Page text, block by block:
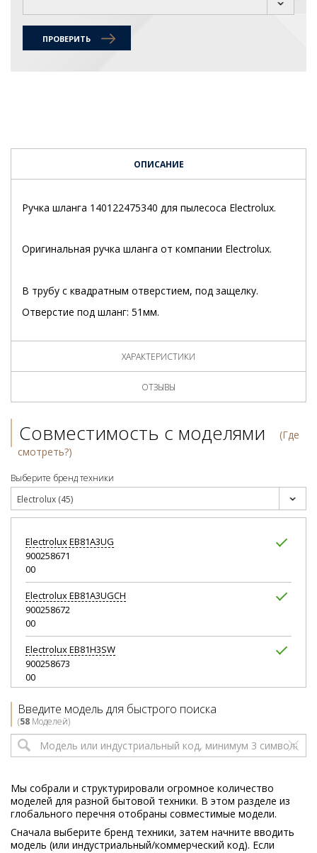
ПРОВЕРИТЬ
ОПИСАНИЕ
Ручка шланга 140122475340 для пылесоса Electrolux.
Оригинальная ручка шланга от компании Electrolux.
В трубу с квадратным отверстием, под защелку.
Отверстие под шланг: 51мм.
ХАРАКТЕРИСТИКИ
ОТЗЫВЫ
Совместимость с моделями
(Где
смотреть?)
Выберите бренд техники
Electrolux (45)
ElectroluxEB81A3UG
900258671
00
ElectroluxEB81A3UGCH
900258672
00
ElectroluxEB81H3SW
900258673
00
900258667
ElectroluxEB81U1LDB
00
ElectroluxEB81U1WB
00
Введите модель для быстрого поиска
(58 Моделей)
Мы собрали и структурировали огромное количество
моделей для разной бытовой техники. В этом разделе из
глобального перечня отобраны совместимые модели.
Сначала выберите бренд техники, затем начните вводить
модель (или индустриальный/коммерческий код). Если